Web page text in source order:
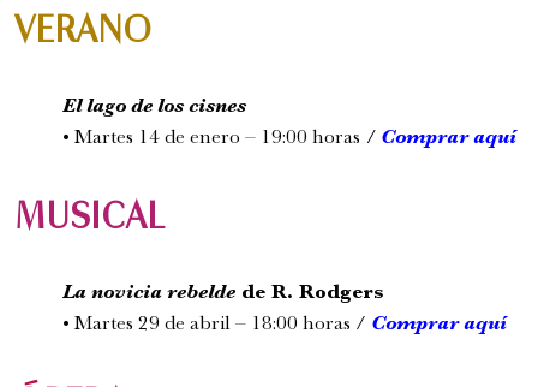
VERANO
El lago de los cisnes
• Martes 14 de enero – 19:00 horas / Comprar aquí
MUSICAL
La novicia rebelde de R. Rodgers
• Martes 29 de abril – 18:00 horas / Comprar aquí